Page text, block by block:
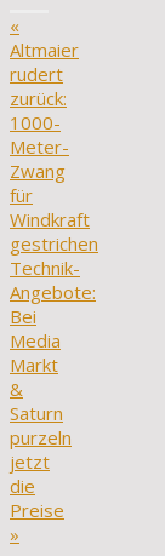
«
Altmaier
rudert
zurück:
1000-
Meter-
Zwang
für
Windkraft
gestrichen
Technik-
Angebote:
Bei
Media
Markt
&
Saturn
purzeln
jetzt
die
Preise
»